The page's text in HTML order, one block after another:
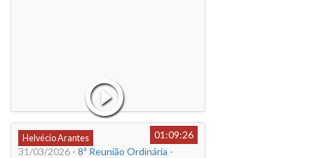
Helvécio Arantes
01:09:26
31/03/2026 - 8ª Reunião Ordinária -